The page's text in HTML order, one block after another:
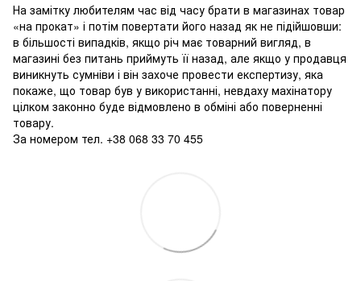
На замітку любителям час від часу брати в магазинах товар
«на прокат» і потім повертати його назад як не підійшовши:
в більшості випадків, якщо річ має товарний вигляд, в
магазині без питань приймуть її назад, але якщо у продавця
виникнуть сумніви і він захоче провести експертизу, яка
покаже, що товар був у використанні, невдаху махінатору
цілком законно буде відмовлено в обміні або поверненні
товару.
За номером тел. +38 068 33 70 455